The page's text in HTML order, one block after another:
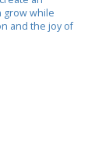
grow while
and the joy of